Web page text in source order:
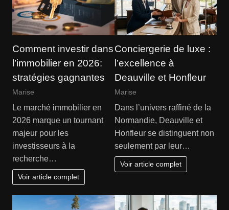
Comment investir dans
l’immobilier en 2026:
stratégies gagnantes
Marise
Le marché immobilier en
2026 marque un tournant
majeur pour les
investisseurs à la
recherche…
Voir article complet
Conciergerie de luxe :
l’excellence à
Deauville et Honfleur
Marise
Dans l’univers raffiné de la
Normandie, Deauville et
Honfleur se distinguent non
seulement par leur…
Voir article complet